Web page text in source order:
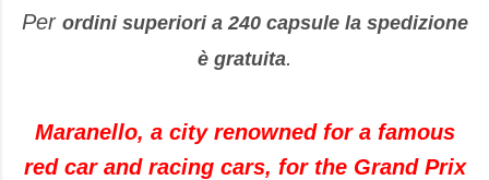
Per ordini superiori a 240 capsule la spedizione
è gratuita.
Maranello, a city renowned for a famous
red car and racing cars, for the Grand Prix